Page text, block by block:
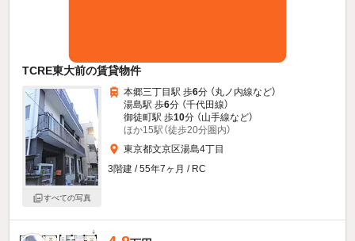
TCRE東大前の賃貸物件
すべての写真
本郷三丁目駅 歩6分 （丸ノ内線など）
湯島駅 歩6分 （千代田線）
御徒町駅 歩10分 （山手線など）
ほか15駅（徒歩20分圏内）
東京都文京区湯島4丁目
3階建 / 55年7ヶ月 / RC